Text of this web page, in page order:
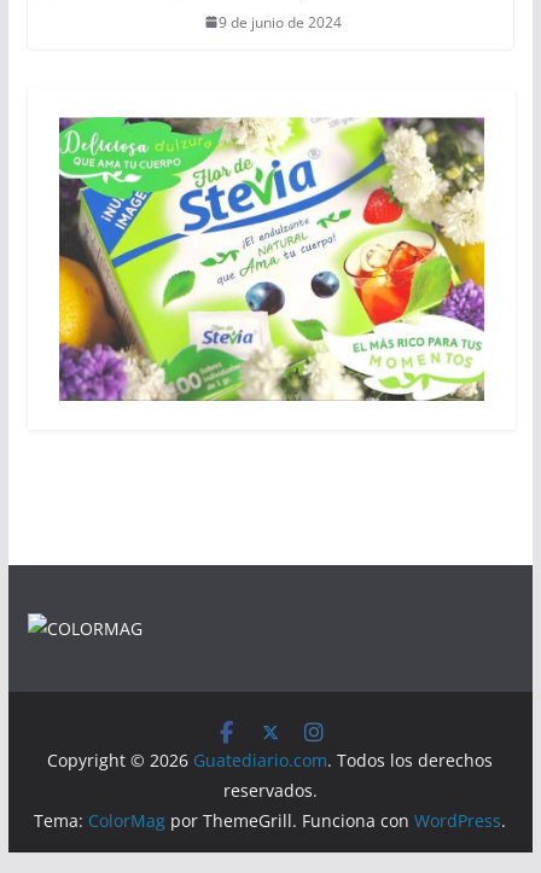
9 de junio de 2024
Copyright © 2026 Guatediario.com. Todos los derechos
reservados.
Tema: ColorMag por ThemeGrill. Funciona conWordPress.